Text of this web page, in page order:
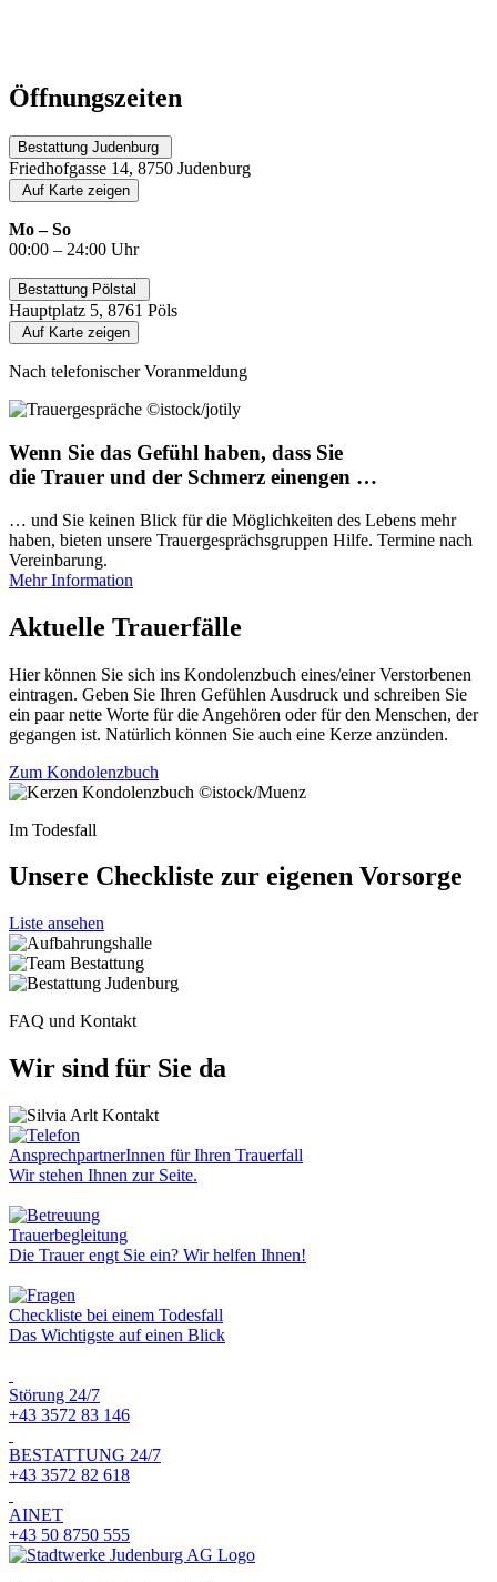
Öffnungszeiten
Bestattung Judenburg
Friedhofgasse 14, 8750 Judenburg
Auf Karte zeigen
Mo – So
00:00 – 24:00 Uhr
Bestattung Pölstal
Hauptplatz 5, 8761 Pöls
Auf Karte zeigen
Nach telefonischer Voranmeldung
©istock/jotily
Wenn Sie das Gefühl haben, dass Sie
die Trauer und der Schmerz einengen …
… und Sie keinen Blick für die Möglichkeiten des Lebens mehr
haben, bieten unsere Trauergesprächsgruppen Hilfe. Termine nach
Vereinbarung.
Mehr Information
Aktuelle Trauerfälle
Hier können Sie sich ins Kondolenzbuch eines/einer Verstorbenen
eintragen. Geben Sie Ihren Gefühlen Ausdruck und schreiben Sie
ein paar nette Worte für die Angehören oder für den Menschen, der
gegangen ist. Natürlich können Sie auch eine Kerze anzünden.
Zum Kondolenzbuch
©istock/Muenz
Im Todesfall
Unsere Checkliste zur eigenen Vorsorge
Liste ansehen
FAQ und Kontakt
Wir sind für Sie da
AnsprechpartnerInnen für Ihren Trauerfall
Wir stehen Ihnen zur Seite.
Trauerbegleitung
Die Trauer engt Sie ein? Wir helfen Ihnen!
Checkliste bei einem Todesfall
Das Wichtigste auf einen Blick
Störung 24/7
+43 3572 83 146
BESTATTUNG 24/7
+43 3572 82 618
AINET
+43 50 8750 555